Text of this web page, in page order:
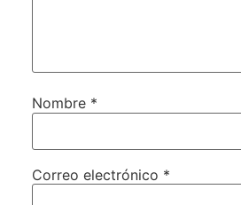
Nombre *
Correo electrónico *